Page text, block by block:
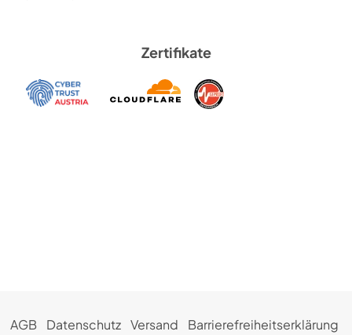
Zertifikate
AGB Datenschutz Versand
Barrierefreiheitserklärung